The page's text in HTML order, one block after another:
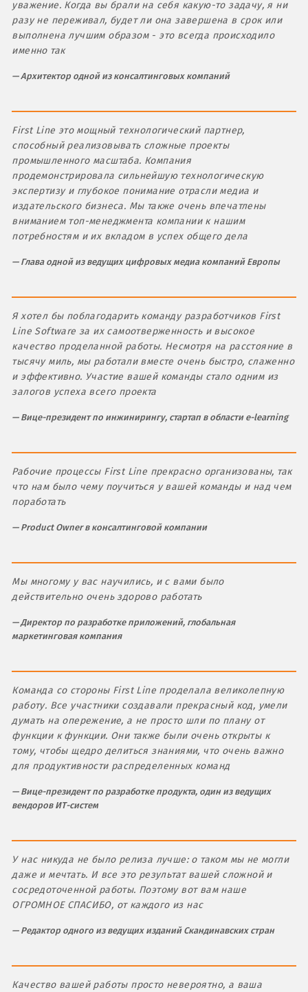
уважение. Когда вы брали на себя какую-то задачу, я ни
разу не переживал, будет ли она завершена в срок или
выполнена лучшим образом - это всегда происходило
именно так
Архитектор одной из консалтинговых компаний
First Line это мощный технологический партнер,
способный реализовывать сложные проекты
промышленного масштаба. Компания
продемонстрировала сильнейшую технологическую
экспертизу и глубокое понимание отрасли медиа и
издательского бизнеса. Мы также очень впечатлены
вниманием топ-менеджмента компании к нашим
потребностям и их вкладом в успех общего дела
Глава одной из ведущих цифровых медиа компаний Европы
Я хотел бы поблагодарить команду разработчиков First
Line Software за их самоотверженность и высокое
качество проделанной работы. Несмотря на расстояние в
тысячу миль, мы работали вместе очень быстро, слаженно
и эффективно. Участие вашей команды стало одним из
залогов успеха всего проекта
Вице-президент по инжинирингу, стартап в области e-learning
Рабочие процессы First Line прекрасно организованы, так
что нам было чему поучиться у вашей команды и над чем
поработать
Product Owner в консалтинговой компании
Мы многому у вас научились, и с вами было
действительно очень здорово работать
Директор по разработке приложений, глобальная
маркетинговая компания
Команда со стороны First Line проделала великолепную
работу. Все участники создавали прекрасный код, умели
думать на опережение, а не просто шли по плану от
функции к функции. Они также были очень открыты к
тому, чтобы щедро делиться знаниями, что очень важно
для продуктивности распределенных команд
Вице-президент по разработке продукта, один из ведущих
вендоров ИТ-систем
У нас никуда не было релиза лучше: о таком мы не могли
даже и мечтать. И все это результат вашей сложной и
сосредоточенной работы. Поэтому вот вам наше
ОГРОМНОЕ СПАСИБО, от каждого из нас
Редактор одного из ведущих изданий Скандинавских стран
Качество вашей работы просто невероятно, а ваша